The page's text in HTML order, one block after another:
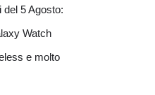
del 5 Agosto:
Watch
e molto